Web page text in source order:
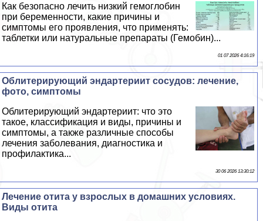
Как безопасно лечить низкий гемоглобин
при беременности, какие причины и
симптомы его проявления, что применять:
таблетки или натуральные препараты (Гемобин)...
01 07 2026 4:16:19
Облитерирующий эндартериит сосудов: лечение,
фото, симптомы
Облитерирующий эндартериит: что это
такое, классификация и виды, причины и
симптомы, а также различные способы
лечения заболевания, диагностика и
профилактика...
30 06 2026 13:30:12
Лечение отита у взрослых в домашних условиях.
Виды отита